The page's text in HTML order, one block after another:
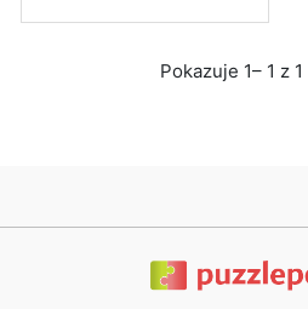
Pokazuje 1– 1 z